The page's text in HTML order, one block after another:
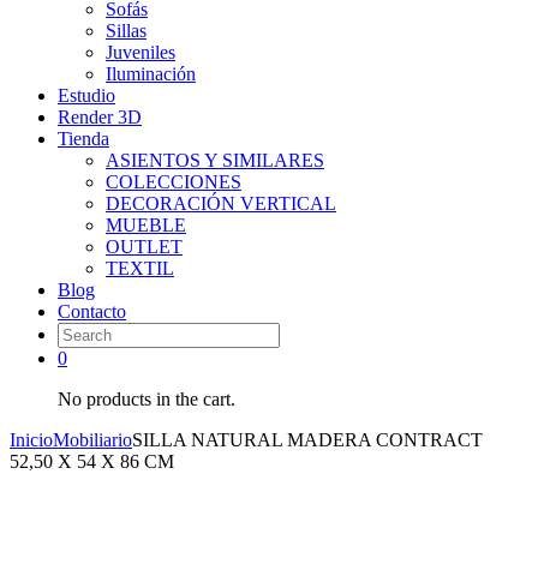
Sofás
Sillas
Juveniles
Iluminación
Estudio
Render 3D
Tienda
ASIENTOS Y SIMILARES
COLECCIONES
DECORACIÓN VERTICAL
MUEBLE
OUTLET
TEXTIL
Blog
Contacto
0
No products in the cart.
InicioMobiliarioSILLA NATURAL MADERA CONTRACT
52,50 X 54 X 86 CM